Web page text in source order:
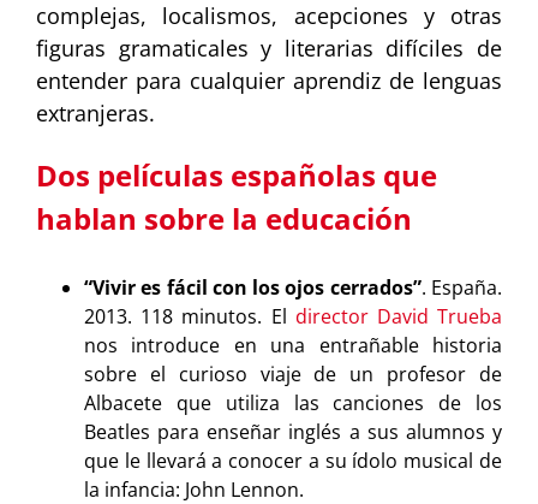
complejas, localismos, acepciones y otras
figuras gramaticales y literarias difíciles de
entender para cualquier aprendiz de lenguas
extranjeras.
Dos películas españolas que
hablan sobre la educación
“Vivir es fácil con los ojos cerrados”. España.
2013. 118 minutos. El director David Trueba
nos introduce en una entrañable historia
sobre el curioso viaje de un profesor de
Albacete que utiliza las canciones de los
Beatles para enseñar inglés a sus alumnos y
que le llevará a conocer a su ídolo musical de
la infancia: John Lennon.